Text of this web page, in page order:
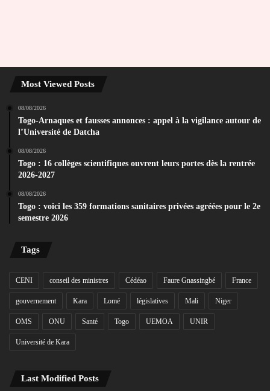
Most Viewed Posts
08/08/2026
Togo-Arnaques et fausses annonces : appel à la vigilance autour de
l’Université de Datcha
08/08/2026
Togo : 16 collèges scientifiques ouvrent leurs portes dès la rentrée
2026-2027
08/08/2026
Togo : voici les 359 formations sanitaires privées agréées pour le 2e
semestre 2026
Tags
CENI conseil des ministres Cédéao Faure Gnassingbé France
gouvernement Kara Lomé législatives Mali Niger
OMS ONU Santé Togo UEMOA UNIR
Université de Kara
Last Modified Posts